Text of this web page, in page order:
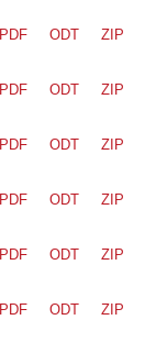
ZIP
ODT
PDF
ZIP
ODT
PDF
ZIP
ODT
PDF
ZIP
ODT
PDF
ZIP
ODT
PDF
ZIP
ODT
PDF